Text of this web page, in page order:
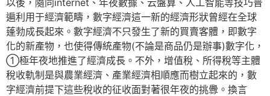
遍利用于經濟範疇，數字經濟這一新的經濟形狀曾經在全球
蓬勃成長起來。數字經濟不只發生了新的買賣客體，即數字
化的新產物，也使得傳統產物(不論是商品仍是辦事)數字化，
①極年夜地推進了經濟成長。不外，增值稅、所得稅等主體
稅收軌制是與農業經濟、產業經濟相順應而樹立起來的，數
字經濟前提下這些稅收的征收面對著很年夜的挑釁。換言